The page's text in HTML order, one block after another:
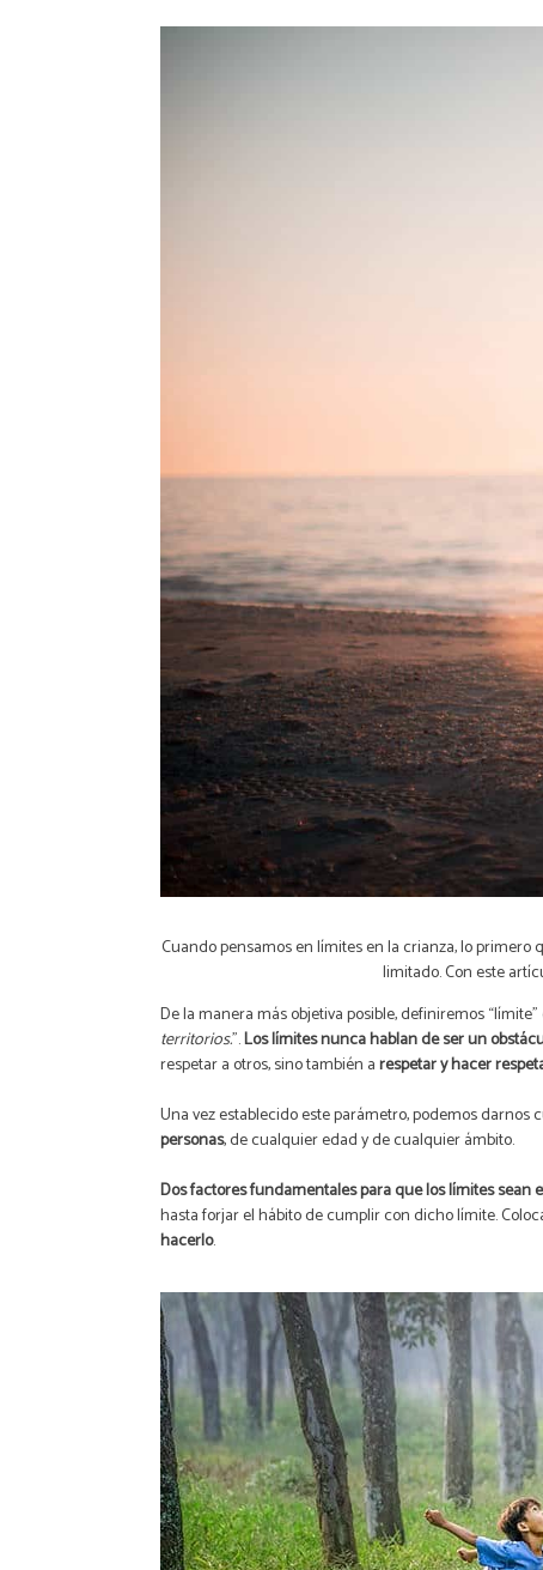
Cuando pensamos en límites en la crianza, lo primero
limitado. Con este
De la manera más objetiva posible, definiremos
territorios.”.Los límites nunca hablan de ser un
respetar a otros, sino también arespetar y hacer
Una vez establecido este parámetro, podemos darnos
personas, de cualquier edad y de cualquier ámbito.
Dos factores fundamentales para que los límites sean
hasta forjar el hábito de cumplir con dicho límite.
hacerlo.